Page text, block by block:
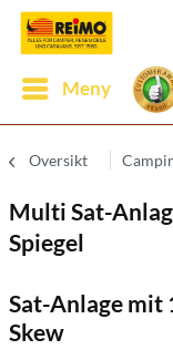
Meny
Oversikt
Multi Sat-
Spiegel
Sat-Anlage mit
Skew